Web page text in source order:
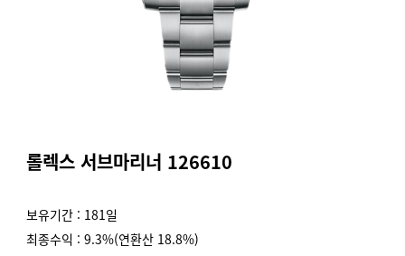
롤렉스 서브마리너 126610
보유기간 : 181일
최종수익 : 9.3%(연환산 18.8%)